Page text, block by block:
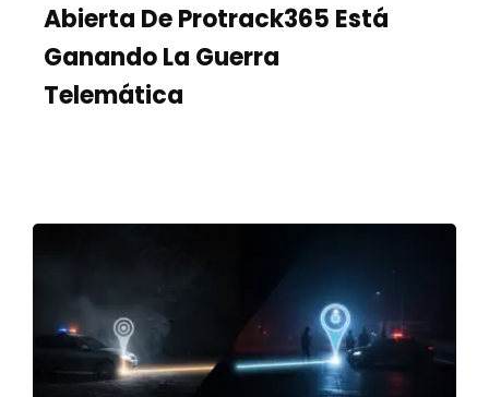
Abierta De Protrack365 Está
Ganando La Guerra
Telemática